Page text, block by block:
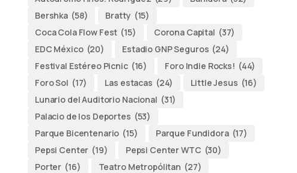
Bershka (58) Bratty (15)
Coca Cola Flow Fest (15) Corona Capital (37)
EDC México (20) Estadio GNP Seguros (24)
Festival Estéreo Picnic (16) Foro Indie Rocks! (44)
Foro Sol (17) Las estacas (24) Little Jesus (16)
Lunario del Auditorio Nacional (31)
Palacio de los Deportes (53)
Parque Bicentenario (15) Parque Fundidora (17)
Pepsi Center (19) Pepsi Center WTC (30)
Porter (16) Teatro Metropólitan (27)